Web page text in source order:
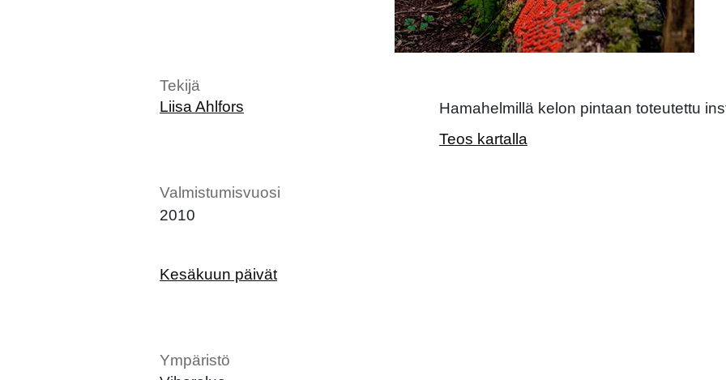
Tekijä
Liisa Ahlfors
Valmistumisvuosi
2010
Kesäkuun päivät
Ympäristö
Hamahelmillä kelon pintaan toteutettu
Teos kartalla